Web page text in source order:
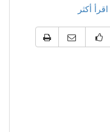
اقرأ أكثر